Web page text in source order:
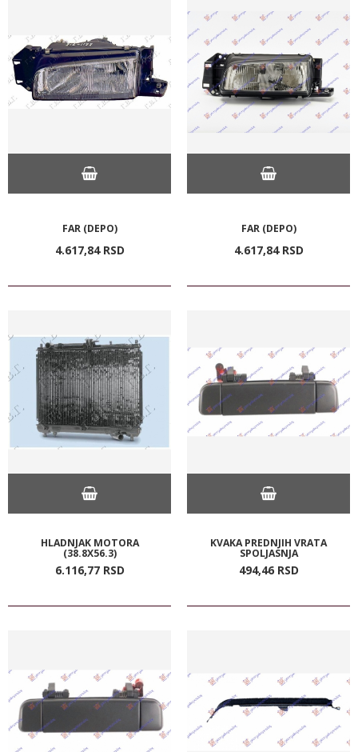
FAR (DEPO)
4.617,84 RSD
FAR (DEPO)
4.617,84 RSD
HLADNJAK MOTORA
(38.8X56.3)
6.116,77 RSD
KVAKA PREDNJIH VRATA
SPOLJASNJA
494,46 RSD